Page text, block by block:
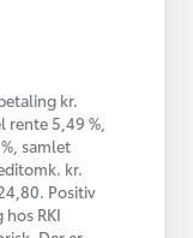
kr.
5,49 %,
samlet
kr.
Positiv
RKI